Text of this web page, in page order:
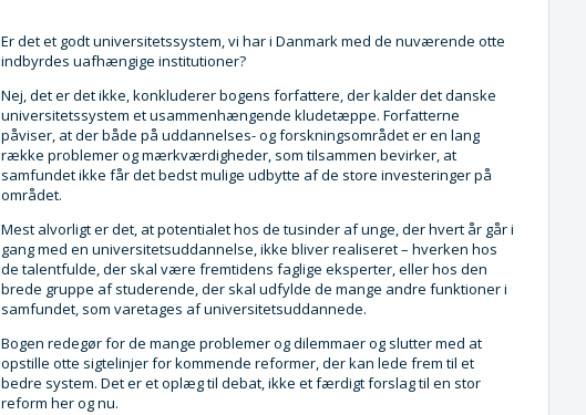
Er det et godt universitetssystem, vi har i Danmark med de nuværende otte
indbyrdes uafhængige institutioner?
Nej, det er det ikke, konkluderer bogens forfattere, der kalder det danske
universitetssystem et usammenhængende kludetæppe. Forfatterne
påviser, at der både på uddannelses- og forskningsområdet er en lang
række problemer og mærkværdigheder, som tilsammen bevirker, at
samfundet ikke får det bedst mulige udbytte af de store investeringer på
området.
Mest alvorligt er det, at potentialet hos de tusinder af unge, der hvert år går i
gang med en universitetsuddannelse, ikke bliver realiseret – hverken hos
de talentfulde, der skal være fremtidens faglige eksperter, eller hos den
brede gruppe af studerende, der skal udfylde de mange andre funktioner i
samfundet, som varetages af universitetsuddannede.
Bogen redegør for de mange problemer og dilemmaer og slutter med at
opstille otte sigtelinjer for kommende reformer, der kan lede frem til et
bedre system. Det er et oplæg til debat, ikke et færdigt forslag til en stor
reform her og nu.